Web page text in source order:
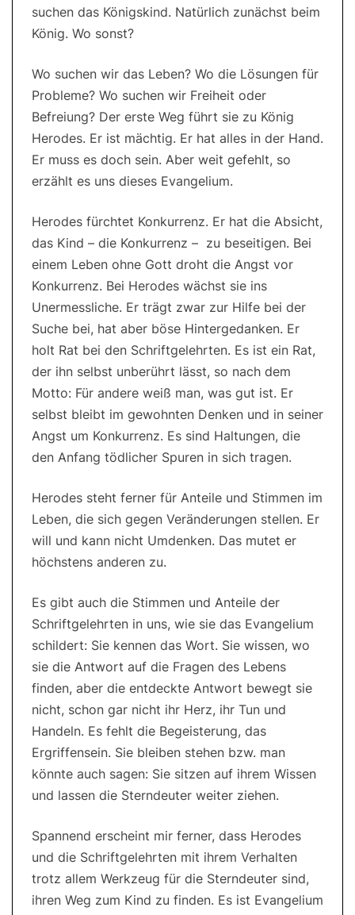
suchen das Königskind. Natürlich zunächst beim
König. Wo sonst?
Wo suchen wir das Leben? Wo die Lösungen für
Probleme? Wo suchen wir Freiheit oder
Befreiung? Der erste Weg führt sie zu König
Herodes. Er ist mächtig. Er hat alles in der Hand.
Er muss es doch sein. Aber weit gefehlt, so
erzählt es uns dieses Evangelium.
Herodes fürchtet Konkurrenz. Er hat die Absicht,
das Kind – die Konkurrenz – zu beseitigen. Bei
einem Leben ohne Gott droht die Angst vor
Konkurrenz. Bei Herodes wächst sie ins
Unermessliche. Er trägt zwar zur Hilfe bei der
Suche bei, hat aber böse Hintergedanken. Er
holt Rat bei den Schriftgelehrten. Es ist ein Rat,
der ihn selbst unberührt lässt, so nach dem
Motto: Für andere weiß man, was gut ist. Er
selbst bleibt im gewohnten Denken und in seiner
Angst um Konkurrenz. Es sind Haltungen, die
den Anfang tödlicher Spuren in sich tragen.
Herodes steht ferner für Anteile und Stimmen im
Leben, die sich gegen Veränderungen stellen. Er
will und kann nicht Umdenken. Das mutet er
höchstens anderen zu.
Es gibt auch die Stimmen und Anteile der
Schriftgelehrten in uns, wie sie das Evangelium
schildert: Sie kennen das Wort. Sie wissen, wo
sie die Antwort auf die Fragen des Lebens
finden, aber die entdeckte Antwort bewegt sie
nicht, schon gar nicht ihr Herz, ihr Tun und
Handeln. Es fehlt die Begeisterung, das
Ergriffensein. Sie bleiben stehen bzw. man
könnte auch sagen: Sie sitzen auf ihrem Wissen
und lassen die Sterndeuter weiter ziehen.
Spannend erscheint mir ferner, dass Herodes
und die Schriftgelehrten mit ihrem Verhalten
trotz allem Werkzeug für die Sterndeuter sind,
ihren Weg zum Kind zu finden. Es ist Evangelium